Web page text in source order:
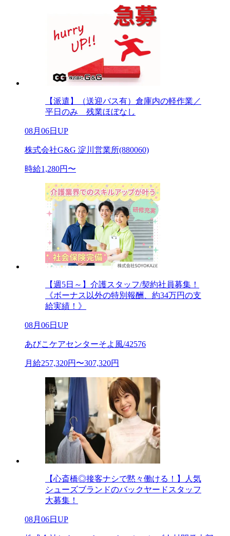
【派遣】（送迎バス有）倉庫内の軽作業／
平日のみ 残業ほぼなし
08月06日UP
株式会社G&G 淀川営業所(880060)
時給1,280円〜
【週5日～】介護スタッフ/契約社員募集！
《ボーナス以外の特別報酬、約34万円の支
給実績！》
08月06日UP
あびこケアセンターそよ風/42576
月給257,320円〜307,320円
【心斎橋◎接客ナシで黙々働ける！】人気
シューズブランドのバックヤードスタッフ
大募集！
08月06日UP